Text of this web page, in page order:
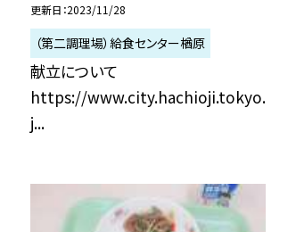
更新日 2023/11/28
（第二調理場）給食センター楢原
献立について
https://www.city.hachioji.tokyo.
j...